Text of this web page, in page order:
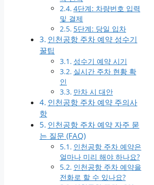
4단계: 차량번호 입력
및 결제
5단계: 당일 입차
인천공항 주차 예약 성수기
꿀팁
성수기 예약 시기
실시간 주차 현황 확
인
만차 시 대안
인천공항 주차 예약 주의사
항
인천공항 주차 예약 자주 묻
는 질문 (FAQ)
인천공항 주차 예약은
얼마나 미리 해야 하나요?
인천공항 주차 예약을
전화로 할 수 있나요?